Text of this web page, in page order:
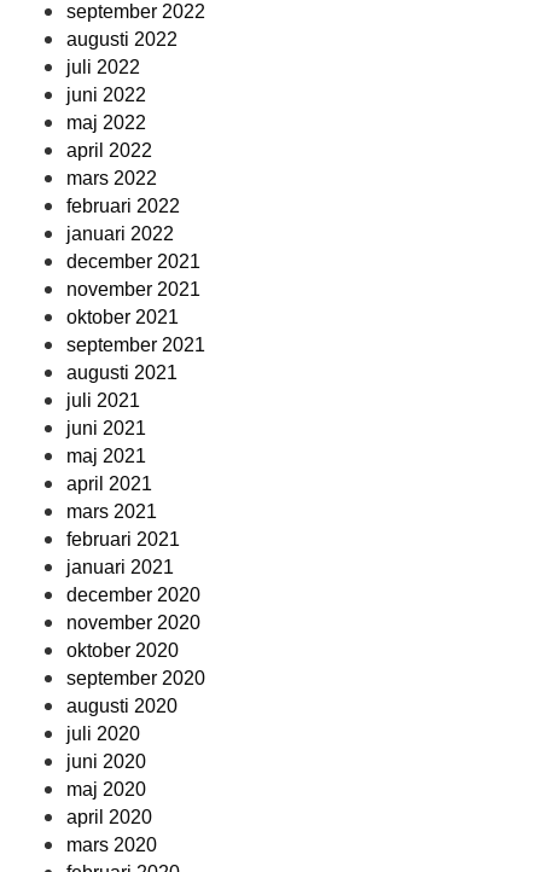
september 2022
augusti 2022
juli 2022
juni 2022
maj 2022
april 2022
mars 2022
februari 2022
januari 2022
december 2021
november 2021
oktober 2021
september 2021
augusti 2021
juli 2021
juni 2021
maj 2021
april 2021
mars 2021
februari 2021
januari 2021
december 2020
november 2020
oktober 2020
september 2020
augusti 2020
juli 2020
juni 2020
maj 2020
april 2020
mars 2020